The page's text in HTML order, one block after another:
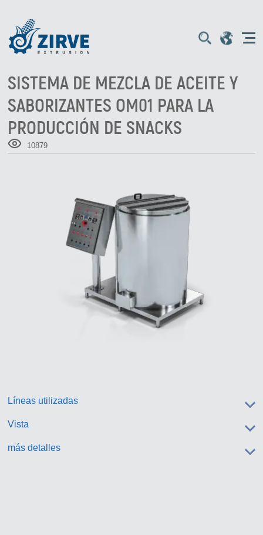
SISTEMA DE MEZCLA DE ACEITE Y
SABORIZANTES OM01 PARA LA
PRODUCCIÓN DE SNACKS
10879
Líneas utilizadas
Vista
más detalles